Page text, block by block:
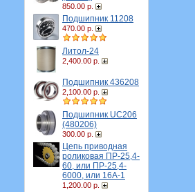
850.00 р.
Подшипник 11208
470.00 р.
Литол-24
2,400.00 р.
Подшипник 436208
2,100.00 р.
Подшипник UC206
(480206)
300.00 р.
Цепь приводная
роликовая ПР-25,4-
60, или ПР-25,4-
6000, или 16A-1
1,200.00 р.